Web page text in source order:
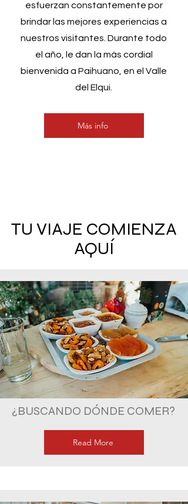
esfuerzan constantemente por
brindar las mejores experiencias a
nuestros visitantes. Durante todo
el año, le dan la más cordial
bienvenida a Paihuano, en el Valle
del Elqui.
Más info
TU VIAJE COMIENZA
AQUÍ
¿BUSCANDO DÓNDE COMER?
Read More